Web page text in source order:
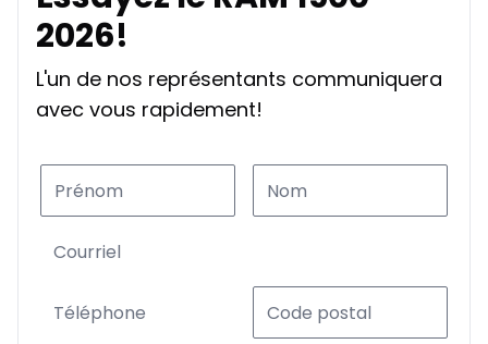
0.00 $ d'acompte • 2.49%
Location sur 39 mois
0.00 $ d'acompte • 2.49%
0.00 $ d'acompte • 2.49%
2026!
L'un de nos représentants communiquera
avec vous rapidement!